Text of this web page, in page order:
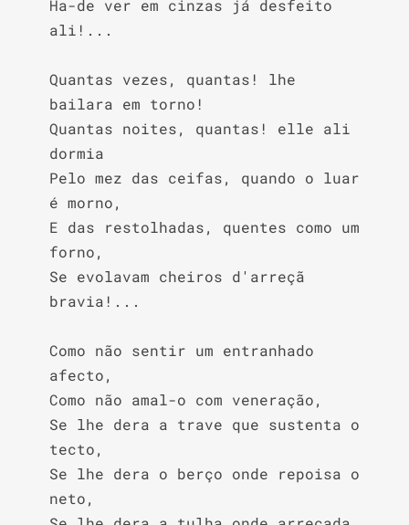
Ha-de ver em cinzas já desfeito
ali!...
Quantas vezes, quantas! lhe
bailara em torno!
Quantas noites, quantas! elle ali
dormia
Pelo mez das ceifas, quando o luar
é morno,
E das restolhadas, quentes como um
forno,
Se evolavam cheiros d'arreçã
bravia!...
Como não sentir um entranhado
afecto,
Como não amal-o com veneração,
Se lhe dera a trave que sustenta o
tecto,
Se lhe dera o berço onde repoisa o
neto,